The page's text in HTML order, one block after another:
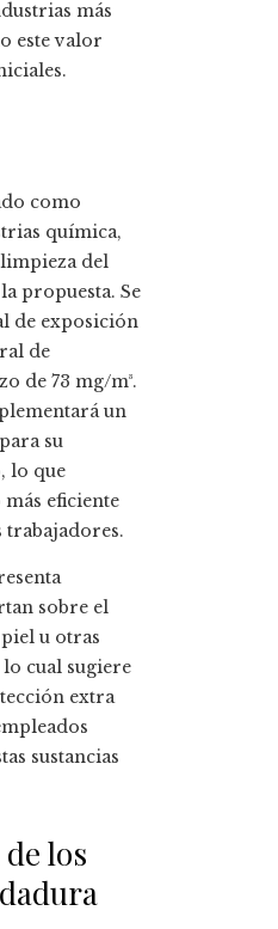
más
este valor
como
química,
del
propuesta. Se
de exposición
de
de 73 mg/m³.
un
su
lo que
eficiente
trabajadores.
sobre el
u otras
cual sugiere
extra
sustancias
los